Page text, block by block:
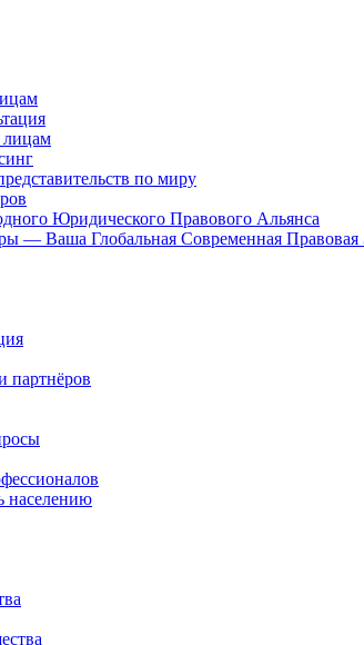
лицам
по миру
Юридического Правового Альянса
— Ваша Глобальная Современная Правовая
партнёров
населению